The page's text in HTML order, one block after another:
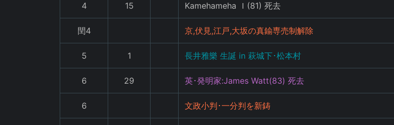
4 15 Kamehameha Ｉ(81) 死去
閏4 京,伏見,江戸,大坂の真鍮専売制解除
5 1 長井雅樂 生誕 in 萩城下･松本村
6 29 英･発明家:James Watt(83) 死去
6 文政小判･一分判を新鋳